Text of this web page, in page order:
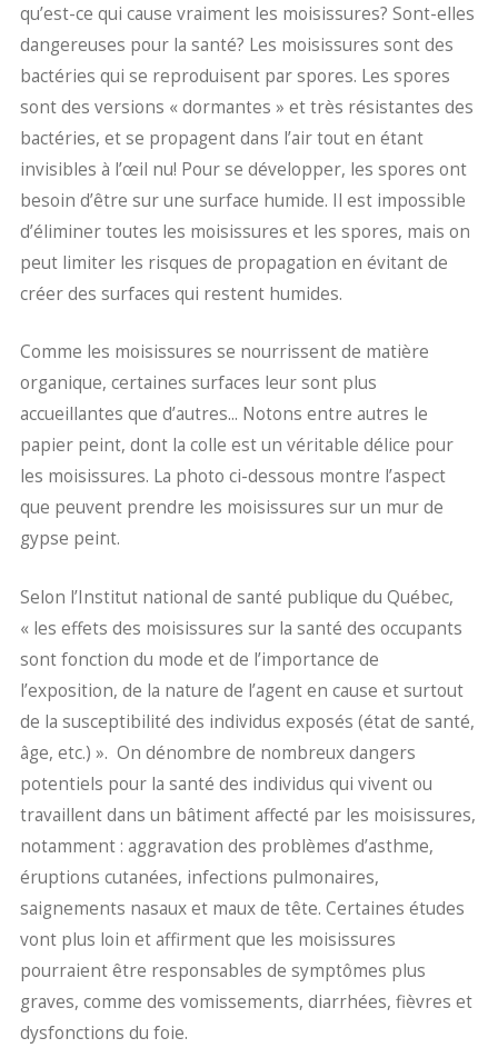
qu’est-ce qui cause vraiment les moisissures? Sont-elles
dangereuses pour la santé? Les moisissures sont des
bactéries qui se reproduisent par spores. Les spores
sont des versions « dormantes » et très résistantes des
bactéries, et se propagent dans l’air tout en étant
invisibles à l’œil nu! Pour se développer, les spores ont
besoin d’être sur une surface humide. Il est impossible
d’éliminer toutes les moisissures et les spores, mais on
peut limiter les risques de propagation en évitant de
créer des surfaces qui restent humides.
Comme les moisissures se nourrissent de matière
organique, certaines surfaces leur sont plus
accueillantes que d’autres... Notons entre autres le
papier peint, dont la colle est un véritable délice pour
les moisissures. La photo ci-dessous montre l’aspect
que peuvent prendre les moisissures sur un mur de
gypse peint.
Selon l’Institut national de santé publique du Québec,
« les effets des moisissures sur la santé des occupants
sont fonction du mode et de l’importance de
l’exposition, de la nature de l’agent en cause et surtout
de la susceptibilité des individus exposés (état de santé,
âge, etc.) ». On dénombre de nombreux dangers
potentiels pour la santé des individus qui vivent ou
travaillent dans un bâtiment affecté par les moisissures,
notamment : aggravation des problèmes d’asthme,
éruptions cutanées, infections pulmonaires,
saignements nasaux et maux de tête. Certaines études
vont plus loin et affirment que les moisissures
pourraient être responsables de symptômes plus
graves, comme des vomissements, diarrhées, fièvres et
dysfonctions du foie.